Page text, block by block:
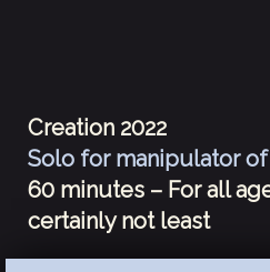
Creation 2022
Solo for manipulator
60 minutes – For all
certainly not least